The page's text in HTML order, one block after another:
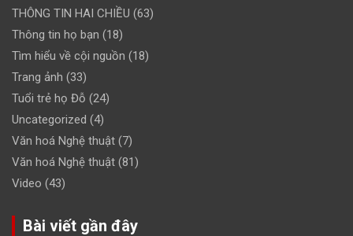
THÔNG TIN HAI CHIỀU (63)
Thông tin họ bạn (18)
Tìm hiểu về cội nguồn (18)
Trang ảnh (33)
Tuổi trẻ họ Đỗ (24)
Uncategorized (4)
Văn hoá Nghệ thuật (7)
Văn hoá Nghệ thuật (81)
Video (43)
Bài viết gần đây